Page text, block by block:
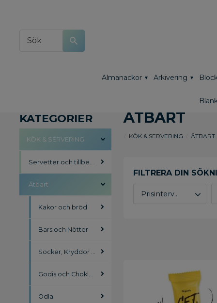
Almanackor Arkivering
ÄTBART
KÖK & SERVERING ÄTBART
Prisintervall
KATEGORIER
KÖK & SERVERING
Servetter och tillbehör
Ätbart
Kakor och bröd
Bars och Nötter
Socker, Kryddor och Salt
Godis och Choklad
Odla